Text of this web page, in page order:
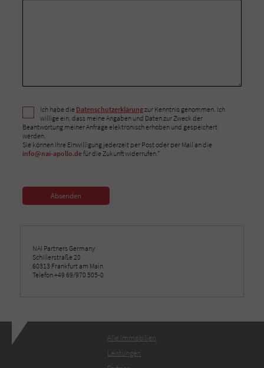
Ich habe die Datenschutzerklärungzur Kenntnis genommen. Ich
willige ein, dass meine Angaben und Daten zur Zweck der
Beantwortung meiner Anfrage elektronisch erhoben und gespeichert
werden.
Sie können Ihre Einwilligung jederzeit per Post oder per Mail an die
info@nai-apollo.defür die Zukunft widerrufen.*
Absenden
NAI Partners Germany
Schillerstraße 20
60313 Frankfurt am Main
Telefon +49 69/970 505-0
Alle Immobilien
Leistungen